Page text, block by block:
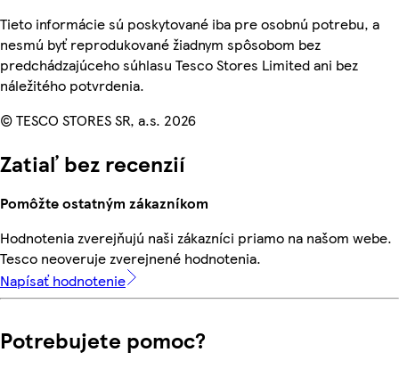
Tieto informácie sú poskytované iba pre osobnú potrebu, a
nesmú byť reprodukované žiadnym spôsobom bez
predchádzajúceho súhlasu Tesco Stores Limited ani bez
náležitého potvrdenia.
© TESCO STORES SR, a.s. 2026
Zatiaľ bez recenzií
Pomôžte ostatným zákazníkom
Hodnotenia zverejňujú naši zákazníci priamo na našom webe.
Tesco neoveruje zverejnené hodnotenia.
Napísať hodnotenie
Potrebujete pomoc?